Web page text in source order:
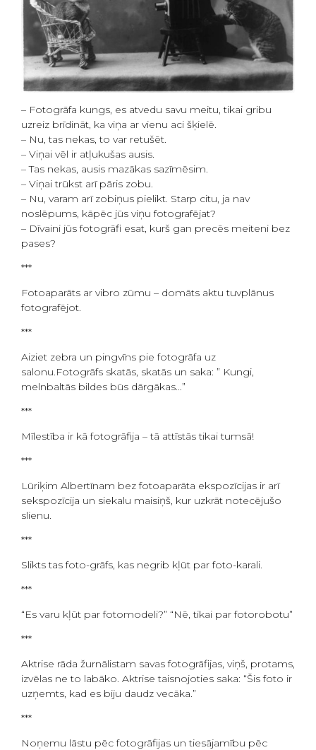
– Fotogrāfa kungs, es atvedu savu meitu, tikai gribu
uzreiz brīdināt, ka viņa ar vienu aci šķielē.
– Nu, tas nekas, to var retušēt.
– Viņai vēl ir atļukušas ausis.
– Tas nekas, ausis mazākas sazīmēsim.
– Viņai trūkst arī pāris zobu.
– Nu, varam arī zobiņus pielikt. Starp citu, ja nav
noslēpums, kāpēc jūs viņu fotografējat?
– Dīvaini jūs fotogrāfi esat, kurš gan precēs meiteni bez
pases?
***
Fotoaparāts ar vibro zūmu – domāts aktu tuvplānus
fotografējot.
***
Aiziet zebra un pingvīns pie fotogrāfa uz
salonu.Fotogrāfs skatās, skatās un saka: ” Kungi,
melnbaltās bildes būs dārgākas…”
***
Mīlestība ir kā fotogrāfija – tā attīstās tikai tumsā!
***
Lūriķim Albertīnam bez fotoaparāta ekspozīcijas ir arī
sekspozīcija un siekalu maisiņš, kur uzkrāt notecējušo
slienu.
***
Slikts tas foto-grāfs, kas negrib kļūt par foto-karali.
***
“Es varu kļūt par fotomodeli?” “Nē, tikai par fotorobotu”
***
Aktrise rāda žurnālistam savas fotogrāfijas, viņš, protams,
izvēlas ne to labāko. Aktrise taisnojoties saka: “Šis foto ir
uzņemts, kad es biju daudz vecāka.”
***
Noņemu lāstu pēc fotogrāfijas un tiesājamību pēc